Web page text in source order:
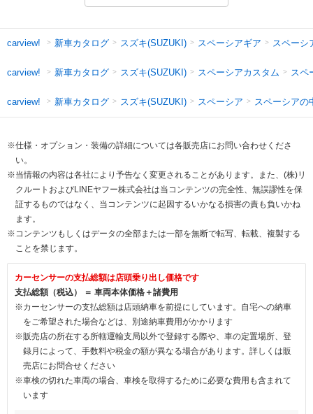
carview! 新車カタログ スズキ(SUZUKI) スペーシアギア スペーシ
carview! 新車カタログ スズキ(SUZUKI) スペーシアカスタム スペ
carview! 新車カタログ スズキ(SUZUKI) スペーシア スペーシアの
※仕様・オプション・装備の詳細については各販売店にお問い合わせくださ
い。
※当情報の内容は各社により予告なく変更されることがあります。また、(株)リ
クルートおよびLINEヤフー株式会社は当コンテンツの完全性、無誤謬性を保
証するものではなく、当コンテンツに起因するいかなる損害の責も負いかね
ます。
※コンテンツもしくはデータの全部または一部を無断で転写、転載、複製する
ことを禁じます。
カーセンサーの支払総額は店頭乗り出し価格です
支払総額（税込） ＝ 車両本体価格＋諸費用
※カーセンサーの支払総額は店頭納車を前提にしています。自宅への納車
をご希望された場合などは、別途納車費用がかかります
※販売店の所在する所轄運輸支局以外で登録する際や、車の定置場所、登
録月によって、手数料や税金の額が異なる場合があります。詳しくは販
売店にお問合せください
※車検の切れた車両の場合、車検を取得するために必要な費用も含まれて
います